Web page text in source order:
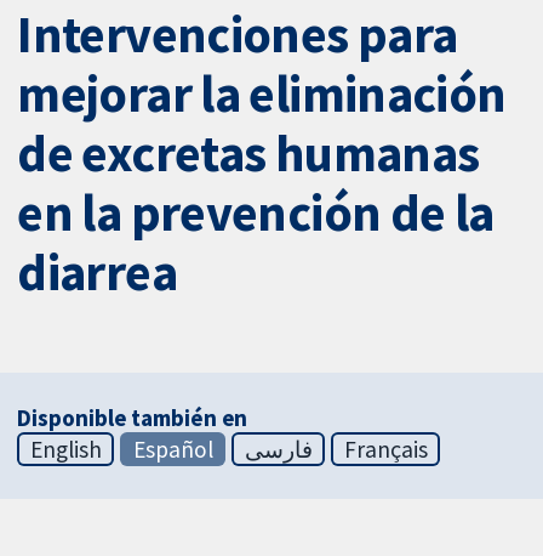
Intervenciones para
mejorar la eliminación
de excretas humanas
en la prevención de la
diarrea
Disponible también en
English
Español فارسی Français